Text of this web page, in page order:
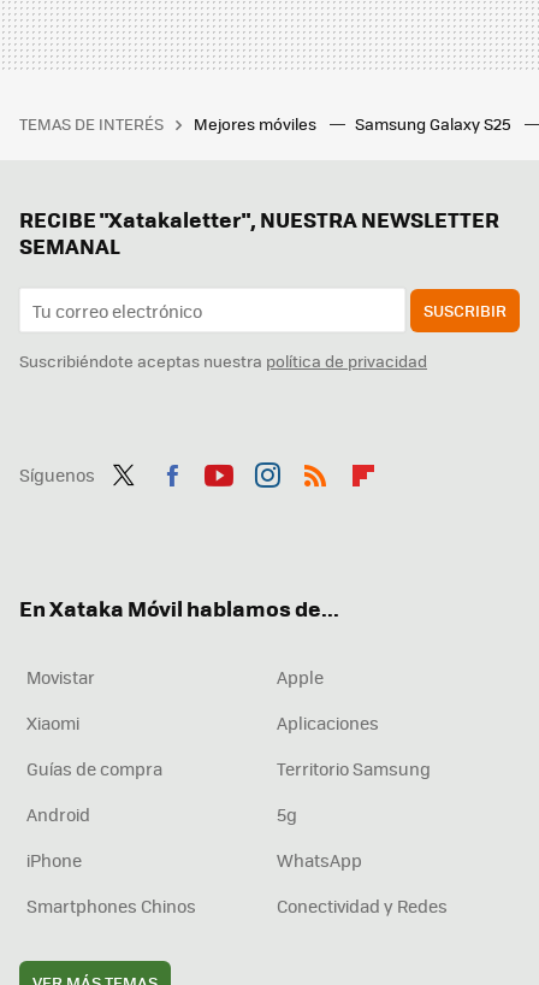
TEMAS DE INTERÉS Mejores móviles Samsung Galaxy S25
RECIBE "Xatakaletter", NUESTRA NEWSLETTER
SEMANAL
SUSCRIBIR
Suscribiéndote aceptas nuestra política de privacidad
Síguenos
En Xataka Móvil hablamos de...
Movistar
Apple
Xiaomi
Aplicaciones
Guías de compra
Territorio Samsung
Android
5g
iPhone
WhatsApp
Smartphones Chinos
Conectividad y Redes